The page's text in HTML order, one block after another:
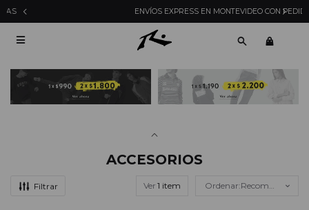
ENVÍOS EXPRESS EN MONTEVIDEO CON PEDIDOS YA

ACCESORIOS
Ver Recomendados